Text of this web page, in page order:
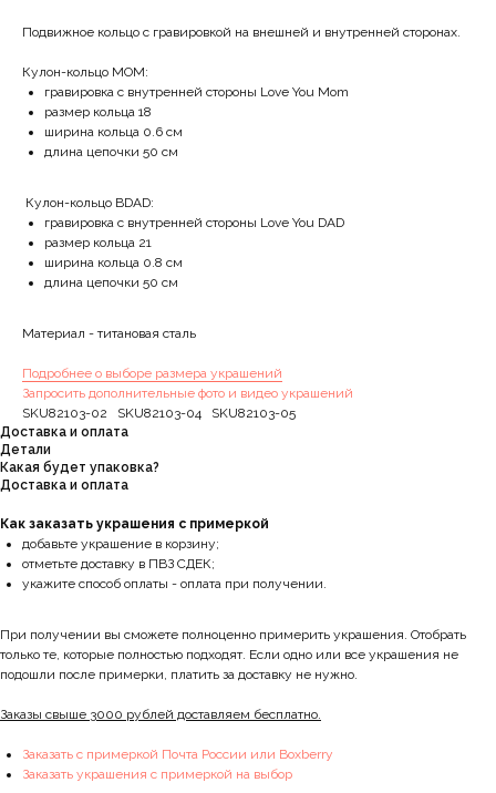
Подвижное кольцо с гравировкой на внешней и внутренней сторонах.
Кулон-кольцо MOM:
гравировка с внутренней стороны Love You Mom
размер кольца 18
ширина кольца 0.6 см
длина цепочки 50 см
Кулон-кольцо ВDAD:
гравировка с внутренней стороны Love You DAD
размер кольца 21
ширина кольца 0.8 см
длина цепочки 50 см
Материал - титановая сталь
Подробнее о выборе размера украшений
Запросить дополнительные фото и видео украшений
SKU82103-02 SKU82103-04 SKU82103-05
Доставка и оплата
Детали
Какая будет упаковка?
Доставка и оплата
Как заказать украшения с примеркой
добавьте украшение в корзину;
отметьте доставку в ПВЗ СДЕК;
укажите способ оплаты - оплата при получении.
При получении вы сможете полноценно примерить украшения. Отобрать
только те, которые полностью подходят. Если одно или все украшения не
подошли после примерки, платить за доставку не нужно.
Заказы свыше 3000 рублей доставляем бесплатно.
Заказать с примеркой Почта России или Boxberry
Заказать украшения с примеркой на выбор